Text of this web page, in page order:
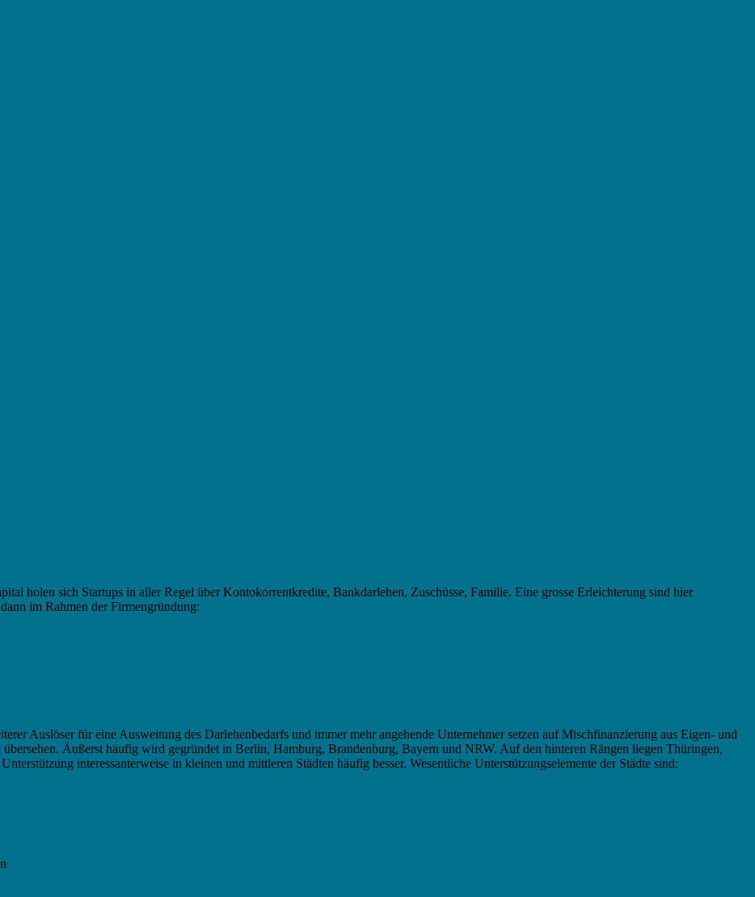
holen sich Startups in aller Regel über Kontokorrentkredite, Bankdarlehen, Zuschüsse, Familie. Eine grosse Erleichterung sind hier
im Rahmen der Firmengründung:
Auslöser für eine Ausweitung des Darlehenbedarfs und immer mehr angehende Unternehmer setzen auf Mischfinanzierung aus Eigen- und
übersehen. Äußerst häufig wird gegründet in Berlin, Hamburg, Brandenburg, Bayern und NRW. Auf den hinteren Rängen liegen Thüringen,
interessanterweise in kleinen und mittleren Städten häufig besser. Wesentliche Unterstützungselemente der Städte sind: